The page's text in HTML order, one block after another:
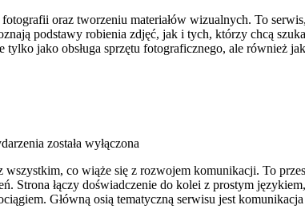
oraz tworzeniu materiałów wizualnych. To
podstawy robienia zdjęć, jak i tych, którzy chcą
jako obsługa sprzętu fotograficznego, ale również
została wyłączona
co wiąże się z rozwojem komunikacji. To
Strona łączy doświadczenie do kolei z prostym
Główną osią tematyczną serwisu jest